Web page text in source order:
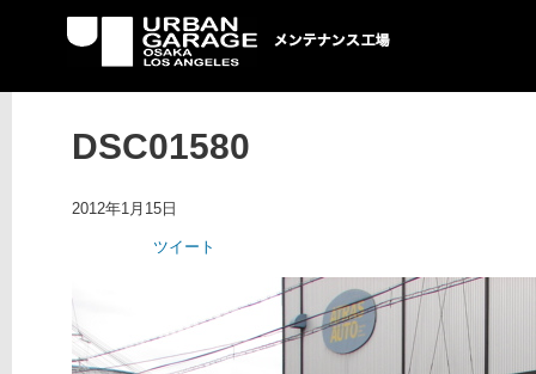
UG メンテナンス工場
DSC01580
2012年1月15日
ツイート